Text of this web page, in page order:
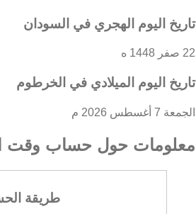
تاريخ اليوم الهجري في السودان
22 صفر 1448 ه
تاريخ اليوم الميلادي في الخرطوم
الجمعة 7 أغسطس 2026 م
معلومات حول حساب وقت
طريقة